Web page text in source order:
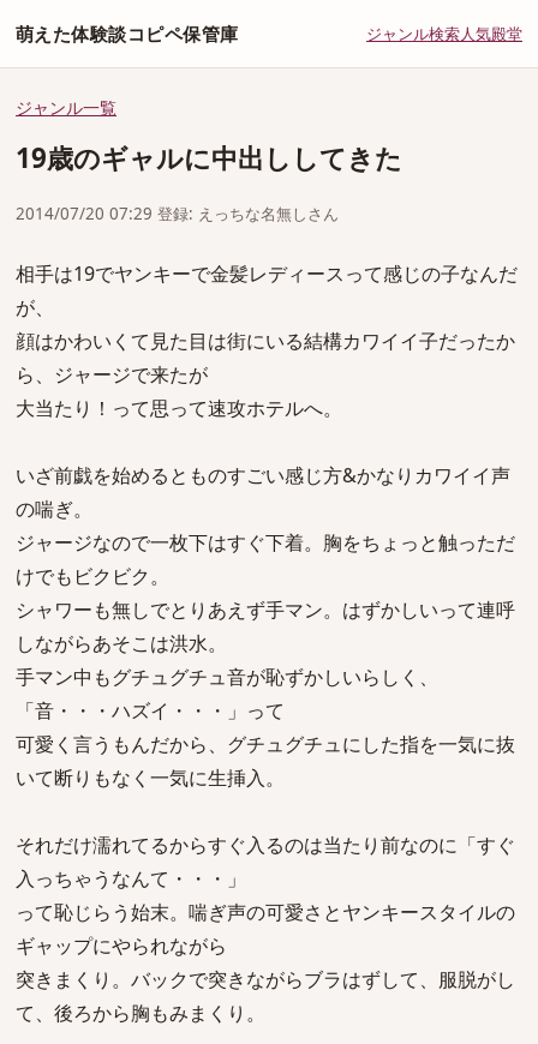
萌えた体験談コピペ保管庫 ジャンル検索人気殿堂
ジャンル一覧
19歳のギャルに中出ししてきた
2014/07/20 07:29 登録: えっちな名無しさん
相手は19でヤンキーで金髪レディースって感じの子なんだ
が、
顔はかわいくて見た目は街にいる結構カワイイ子だったか
ら、ジャージで来たが
大当たり！って思って速攻ホテルへ。
いざ前戯を始めるとものすごい感じ方&かなりカワイイ声
の喘ぎ。
ジャージなので一枚下はすぐ下着。胸をちょっと触っただ
けでもビクビク。
シャワーも無しでとりあえず手マン。はずかしいって連呼
しながらあそこは洪水。
手マン中もグチュグチュ音が恥ずかしいらしく、
「音・・・ハズイ・・・」って
可愛く言うもんだから、グチュグチュにした指を一気に抜
いて断りもなく一気に生挿入。
それだけ濡れてるからすぐ入るのは当たり前なのに「すぐ
入っちゃうなんて・・・」
って恥じらう始末。喘ぎ声の可愛さとヤンキースタイルの
ギャップにやられながら
突きまくり。バックで突きながらブラはずして、服脱がし
て、後ろから胸もみまくり。